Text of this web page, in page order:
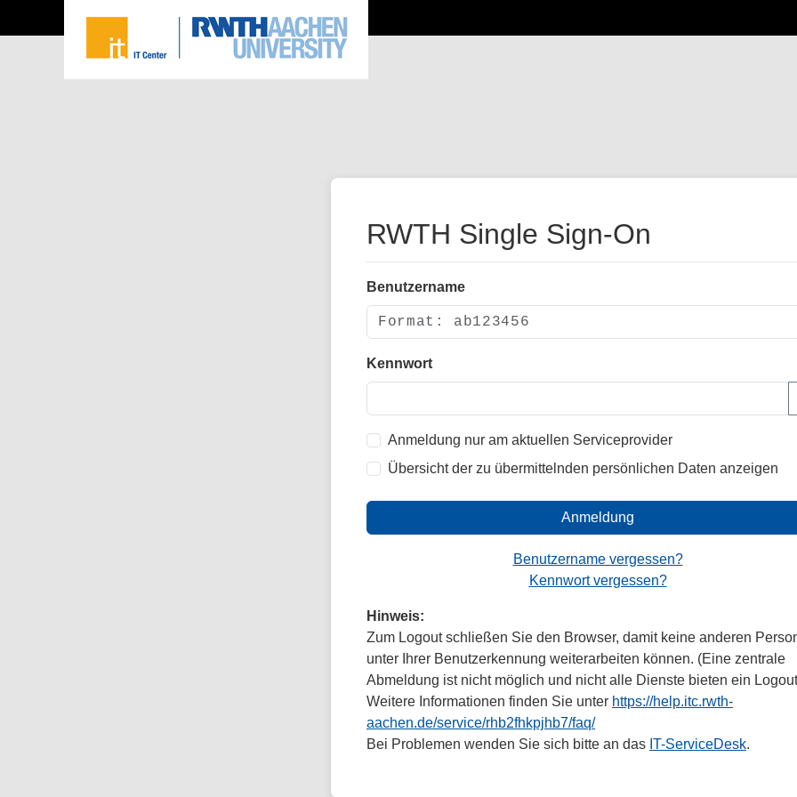
RWTH Single Sign-On
Benutzername
Kennwort
Anmeldung nur am aktuellen Serviceprovider
Übersicht der zu übermittelnden persönlichen Daten anzeigen
Anmeldung
Benutzername vergessen?
Kennwort vergessen?
Hinweis:
Zum Logout schließen Sie den Browser, damit keine anderen
unter Ihrer Benutzerkennung weiterarbeiten können. (Eine zentrale
Abmeldung ist nicht möglich und nicht alle Dienste bieten ein
Weitere Informationen finden Sie unter https://help.itc.rwth-
aachen.de/service/rhb2fhkpjhb7/faq/
Bei Problemen wenden Sie sich bitte an das IT-ServiceDesk.